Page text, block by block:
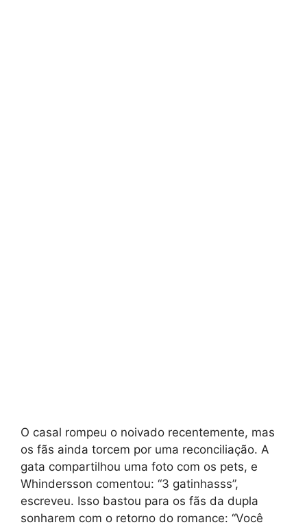
O casal rompeu o noivado recentemente, mas
os fãs ainda torcem por uma reconciliação. A
gata compartilhou uma foto com os pets, e
Whindersson comentou: “3 gatinhasss”,
escreveu. Isso bastou para os fãs da dupla
sonharem com o retorno do romance: “Você